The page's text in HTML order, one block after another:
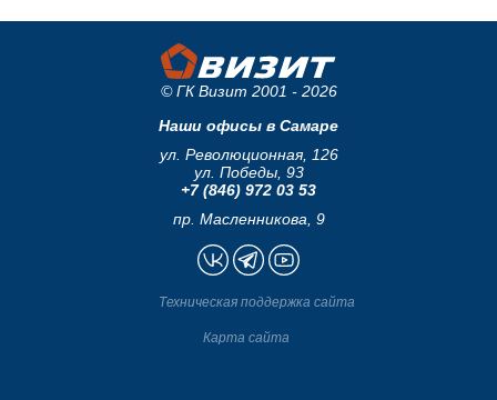
© ГК Визит 2001 - 2026
Наши офисы в Самаре
ул. Революционная, 126
ул. Победы, 93
+7 (846) 972 03 53
пр. Масленникова, 9
Техническая поддержка сайта
Карта сайта